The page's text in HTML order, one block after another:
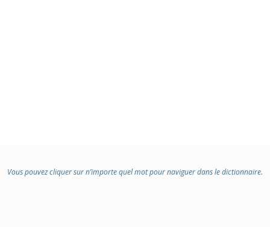
Vous pouvez cliquer sur n’importe quel mot pour naviguer dans le dictionnaire.